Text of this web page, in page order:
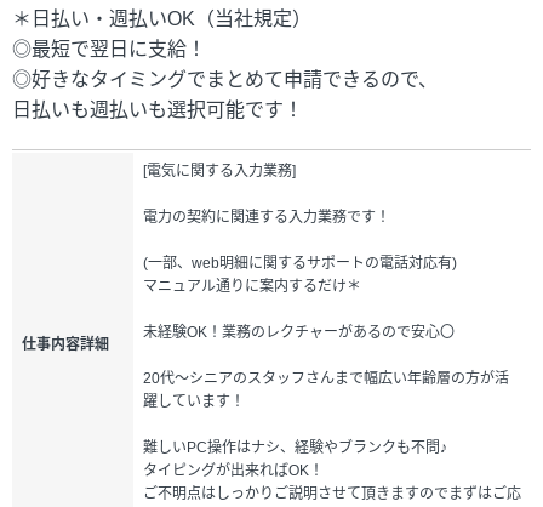
＊日払い・週払いOK（当社規定）
◎最短で翌日に支給！
◎好きなタイミングでまとめて申請できるので、
日払いも週払いも選択可能です！
仕事内容詳細
[電気に関する入力業務]
電力の契約に関連する入力業務です！
(一部、web明細に関するサポートの電話対応有)
マニュアル通りに案内するだけ＊
未経験OK！業務のレクチャーがあるので安心〇
20代～シニアのスタッフさんまで幅広い年齢層の方が活
躍しています！
難しいPC操作はナシ、経験やブランクも不問♪
タイピングが出来ればOK！
ご不明点はしっかりご説明させて頂きますのでまずはご応